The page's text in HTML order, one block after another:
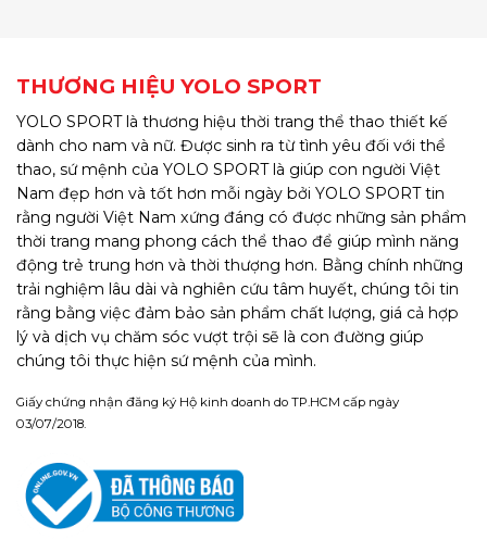
THƯƠNG HIỆU YOLO SPORT
YOLO SPORT là thương hiệu thời trang thể thao thiết kế
dành cho nam và nữ. Được sinh ra từ tình yêu đối với thể
thao, sứ mệnh của YOLO SPORT là giúp con người Việt
Nam đẹp hơn và tốt hơn mỗi ngày bởi YOLO SPORT tin
rằng người Việt Nam xứng đáng có được những sản phẩm
thời trang mang phong cách thể thao để giúp mình năng
động trẻ trung hơn và thời thượng hơn. Bằng chính những
trải nghiệm lâu dài và nghiên cứu tâm huyết, chúng tôi tin
rằng bằng việc đảm bảo sản phẩm chất lượng, giá cả hợp
lý và dịch vụ chăm sóc vượt trội sẽ là con đường giúp
chúng tôi thực hiện sứ mệnh của mình.
Giấy chứng nhận đăng ký Hộ kinh doanh do TP.HCM cấp ngày
03/07/2018.